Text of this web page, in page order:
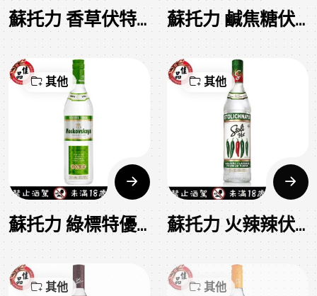
蘇托力 香草伏特加 Stoli Vanil Vodka 蘇托力 鹹焦糖伏特加 Stoli Salted Karamel Vodka
其他
蘇托力 綠標特優伏特加 Stoli Moskovskaya vodka
其他
蘇托力 火辣辣伏特加 Stoli Hot Vodka
其他 其他